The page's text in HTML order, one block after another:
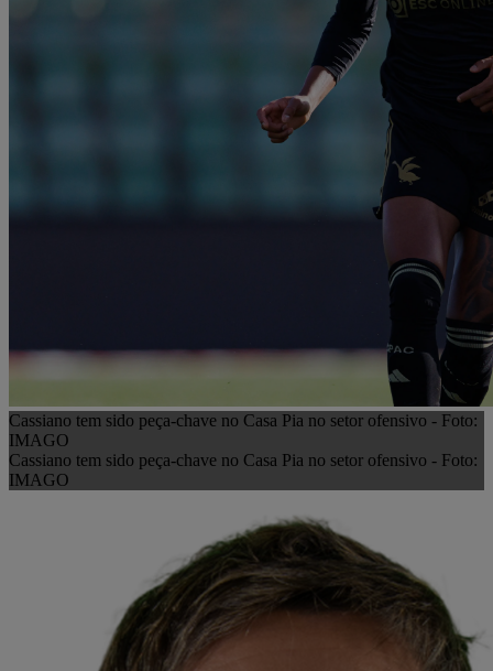
Cassiano tem sido peça-chave no Casa Pia no setor ofensivo - Foto:
IMAGO
Cassiano tem sido peça-chave no Casa Pia no setor ofensivo - Foto:
IMAGO